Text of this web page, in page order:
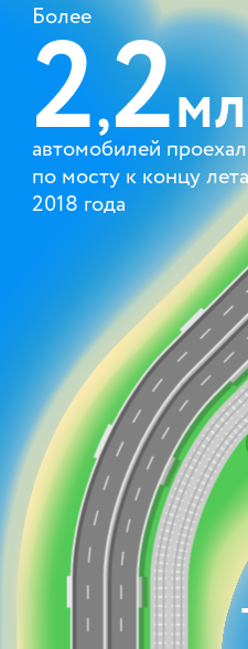
Более
2,2
автомобилей
по мосту к концу лета
2018 года